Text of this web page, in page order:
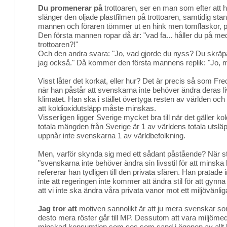
Du promenerar på trottoaren, ser en man som efter att
slänger den oljade plastfilmen på trottoaren, samtidig
mannen och föraren tömmer ut en hink men tomflaskor,
Den första mannen ropar då är: "vad fa... håller du på
trottoaren?!"
Och den andra svara: "Jo, vad gjorde du nyss? Du
jag också." Då kommer den första mannens replik: "Jo,
Visst låter det korkat, eller hur? Det är precis så som
när han påstår att svenskarna inte behöver ändra deras
klimatet. Han ska i stället övertyga resten av världen
att koldioxidutsläpp måste minskas.
Visserligen ligger Sverige mycket bra till när det gäller
totala mängden från Sverige är 1 av världens totala
uppnår inte svenskarna 1 av världbefolkning.
Men, varför skynda sig med ett sådant påstående? När
"svenskarna inte behöver ändra sin livsstil för att minska
refererar han tydligen till den privata sfären. Han pratade
inte att regeringen inte kommer att ändra stil för att
att vi inte ska ändra våra privata vanor mot ett
Jag tror att motiven sannolikt är att ju mera svenskar
desto mera röster går till MP. Dessutom att vara